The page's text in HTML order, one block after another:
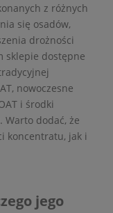
z różnych
się osadów,
drożności
sklepie dostępne
nowoczesne
i środki
Warto dodać, że
koncentratu, jak i
jego